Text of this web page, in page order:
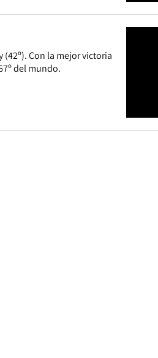
Con la mejor victoria
del mundo.